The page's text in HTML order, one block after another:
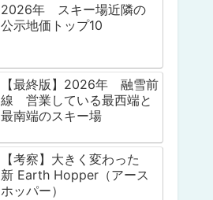
2026年 スキー場近隣の
公示地価トップ10
【最終版】2026年 融雪前
線 営業している最西端と
最南端のスキー場
【考察】大きく変わった
新 Earth Hopper（アース
ホッパー）